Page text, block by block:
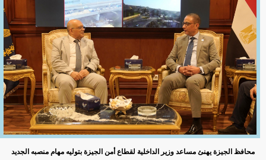
محافظ الجيزة يهنئ مساعد وزير الداخلية لقطاع أمن الجيزة بتوليه مهام منصبه الجديد